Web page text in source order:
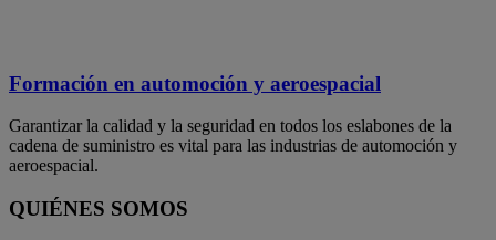
Formación en automoción y aeroespacial
Garantizar la calidad y la seguridad en todos los eslabones de la
cadena de suministro es vital para las industrias de automoción y
aeroespacial.
QUIÉNES SOMOS